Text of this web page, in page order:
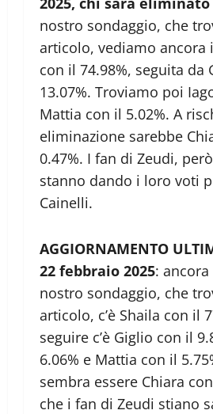
nostro sondaggio, che
articolo, vediamo ancora
con il 74.98%, seguita da
13.07%. Troviamo poi
Mattia con il 5.02%. A
eliminazione sarebbe
0.47%. I fan di Zeudi,
stanno dando i loro voti
Cainelli.
AGGIORNAMENTO
22 febbraio 2025:
nostro sondaggio, che
articolo, c’è Shaila con il
seguire c’è Giglio con il
6.06% e Mattia con il
sembra essere Chiara
che i fan di Zeudi stiano